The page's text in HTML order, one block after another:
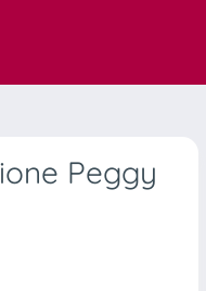
Peggy